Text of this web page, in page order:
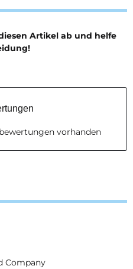
Artikel ab und helfe
vorhanden
Company